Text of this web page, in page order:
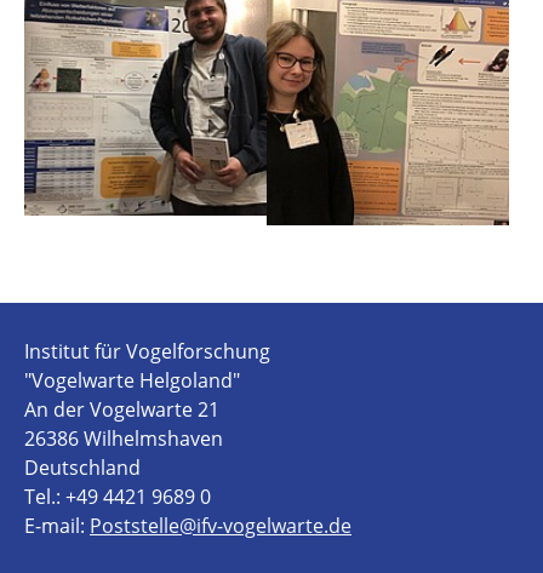
Institut für Vogelforschung
"Vogelwarte Helgoland"
An der Vogelwarte 21
26386 Wilhelmshaven
Deutschland
Tel.: +49 4421 9689 0
E-mail: Poststelle@ifv-vogelwarte.de